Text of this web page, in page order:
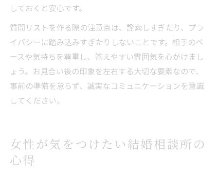
しておくと安心です。
質問リストを作る際の注意点は、詮索しすぎたり、プラ
イバシーに踏み込みすぎたりしないことです。相手のペ
ースや気持ちを尊重し、答えやすい雰囲気を心がけまし
ょう。お見合い後の印象を左右する大切な要素なので、
事前の準備を怠らず、誠実なコミュニケーションを意識
してください。
女性が気をつけたい結婚相談所の
心得